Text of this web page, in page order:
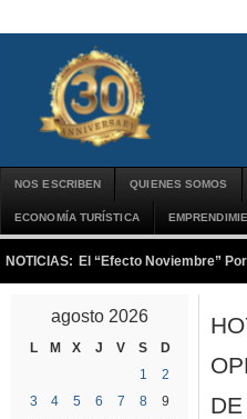
NOS ESCRIBEN QUIENES SOMOS
ECONOMÍA TURÍSTICA
NOTICIAS: El “Efecto Noviembre”
agosto 2026
L M X J V S
D
1
2
3
4 5 6 7 8
9